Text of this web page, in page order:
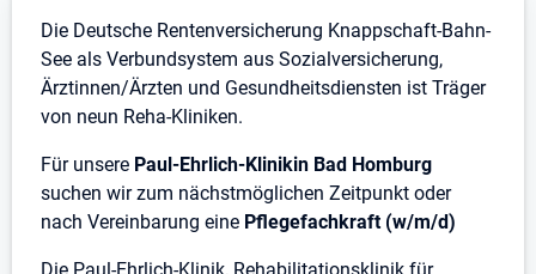
Stellenbeschreibung
Die Deutsche Rentenversicherung Knappschaft-Bahn-
See als Verbundsystem aus Sozialversicherung,
Ärztinnen/Ärzten und Gesundheitsdiensten ist Träger
von neun Reha-Kliniken.
Für unsere Paul-Ehrlich-Klinikin Bad Homburg
suchen wir zum nächstmöglichen Zeitpunkt oder
nach Vereinbarung eine Pflegefachkraft (w/m/d)